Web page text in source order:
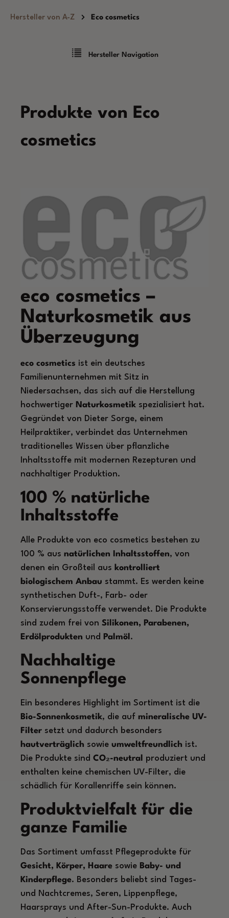
Hauptinhalt springen
Hersteller von A-Z Eco cosmetics
Hersteller Navigation
Produkte von Eco
cosmetics
eco cosmetics –
Naturkosmetik aus
Überzeugung
eco cosmetics ist ein deutsches
Familienunternehmen mit Sitz in
Niedersachsen, das sich auf die Herstellung
hochwertiger Naturkosmetik spezialisiert hat.
Gegründet von Dieter Sorge, einem
Heilpraktiker, verbindet das Unternehmen
traditionelles Wissen über pflanzliche
Inhaltsstoffe mit modernen Rezepturen und
nachhaltiger Produktion.
100 % natürliche
Inhaltsstoffe
Alle Produkte von eco cosmetics bestehen zu
100 % aus natürlichen Inhaltsstoffen, von
denen ein Großteil aus kontrolliert
biologischem Anbau stammt. Es werden keine
synthetischen Duft-, Farb- oder
Konservierungsstoffe verwendet. Die Produkte
sind zudem frei von Silikonen, Parabenen,
Erdölprodukten und Palmöl .
Nachhaltige
Sonnenpflege
Ein besonderes Highlight im Sortiment ist die
Bio-Sonnenkosmetik, die auf mineralische UV-
Filter setzt und dadurch besonders
hautverträglich sowie umweltfreundlich ist.
Die Produkte sind CO₂-neutral
produziert und
enthalten keine chemischen UV-Filter, die
schädlich für Korallenriffe sein können.
Produktvielfalt für die
ganze Familie
Das Sortiment umfasst Pflegeprodukte für
Gesicht, Körper, Haare sowie Baby- und
Kinderpflege. Besonders beliebt sind Tages-
und Nachtcremes, Seren, Lippenpflege,
Haarsprays und After-Sun-Produkte. Auch